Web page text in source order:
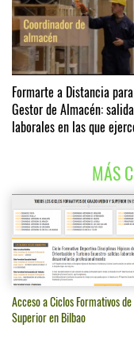
Formarte a Distancia
Gestor de Almacén:
laborales en las que
MÁS
Acceso a Ciclos Formativos
Superior en Bilbao